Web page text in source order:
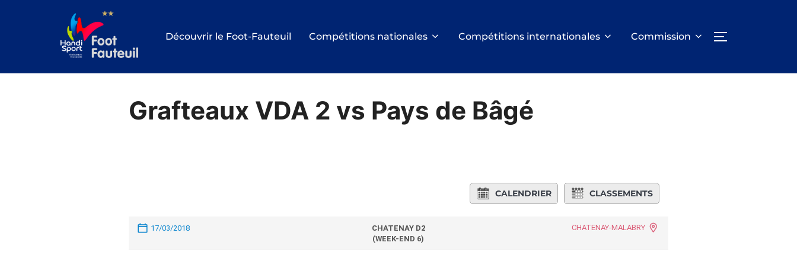
Découvrir le Foot-Fauteuil Compétitions nationales Compétitions internationales Commission PERMUTER
Grafteaux VDA 2 vs Pays de Bâgé
CALENDRIER CLASSEMENTS
17/03/2018
CHATENAY D2
(WEEK-END 6)
CHATENAY-MALABRY